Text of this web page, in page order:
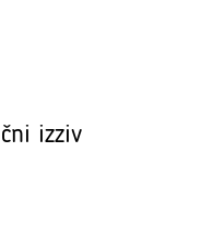
izziv